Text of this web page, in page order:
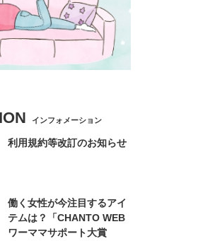
インフォメーション
利用規約等改訂のお知らせ
働く女性が今注目するアイ
テムは？「CHANTO WEB
ワーママサポート大賞